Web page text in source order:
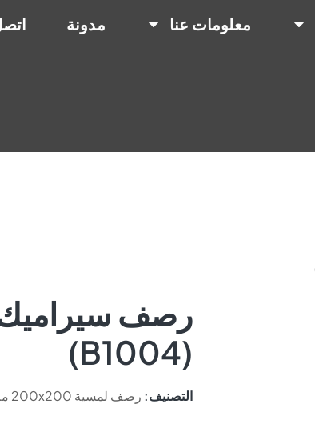
معلومات عنا مدونة
رصف سيراميك
(B1004)
التصنيف: رصف لمسية 200x200 مم